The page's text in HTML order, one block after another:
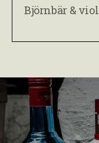
Björnbär & viol